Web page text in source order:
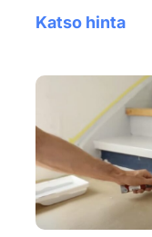
Katso hinta